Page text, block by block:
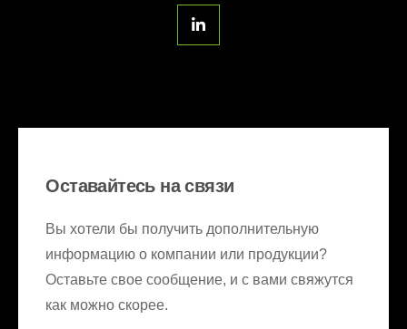
Оставайтесь на связи
Вы хотели бы получить дополнительную
информацию о компании или продукции?
Оставьте свое сообщение, и с вами свяжутся
как можно скорее.